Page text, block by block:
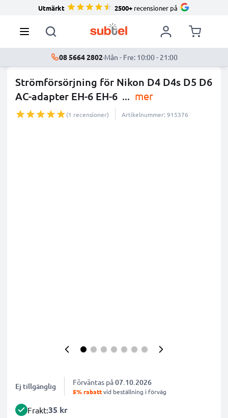
Utmärkt 2500+ recensioner på
08 5664 2802·Mån - Fre: 10:00 - 21:00
Strömförsörjning för Nikon D4 D4s D5 D6
AC-adapter EH-6 EH-6 ... mer
(1 recensioner) Artikelnummer: 915376
Ej tillgänglig Förväntas på07.10.2026
5% rabattvid beställning i förväg
Frakt:35 kr